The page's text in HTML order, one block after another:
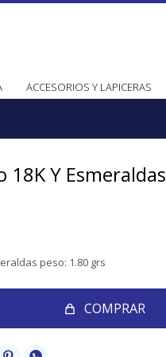
ACCESORIOS Y LAPICERAS
18K Y Esmeraldas
peso: 1.80 grs
COMPRAR